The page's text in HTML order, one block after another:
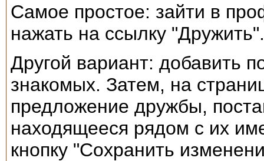
Самое простое: зайти в
нажать на ссылку "Дружить".
Другой вариант: добавить
знакомых. Затем, на
предложение дружбы,
находящееся рядом с их
кнопку "Сохранить